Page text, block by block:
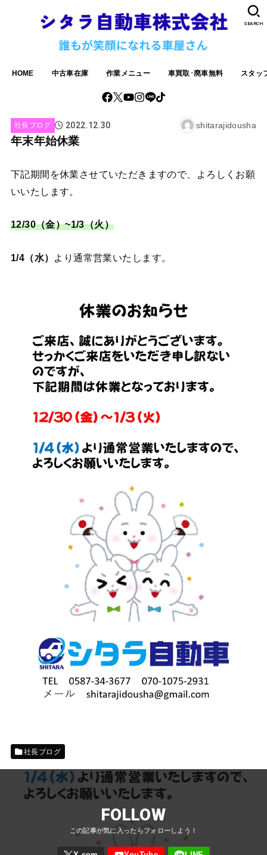
HOME 中古車在庫 作業メニュー 車買取･廃車無料 スタッ
SEARCH
社長ブログ 2022.12.30 shitarajidousha
年末年始休業
下記期間を休業させていただきますので、よろしくお願
いいたします。
12/30（金）~1/3（火）
1/4（水） より通常営業いたします。
社長ブログ
FOLLOW